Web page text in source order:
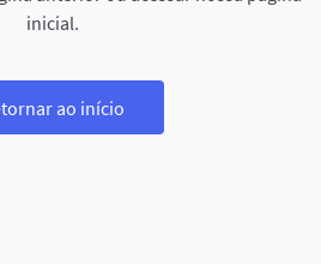
inicial.
ao início